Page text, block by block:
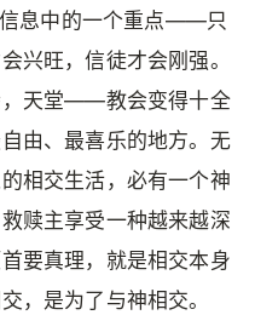
息中的一个重点——只
兴旺，信徒才会刚强。
，天堂——教会变得十全
由、最喜乐的地方。无
相交生活，必有一个神
赎主享受一种越来越深
要真理，就是相交本身
，是为了与神相交。